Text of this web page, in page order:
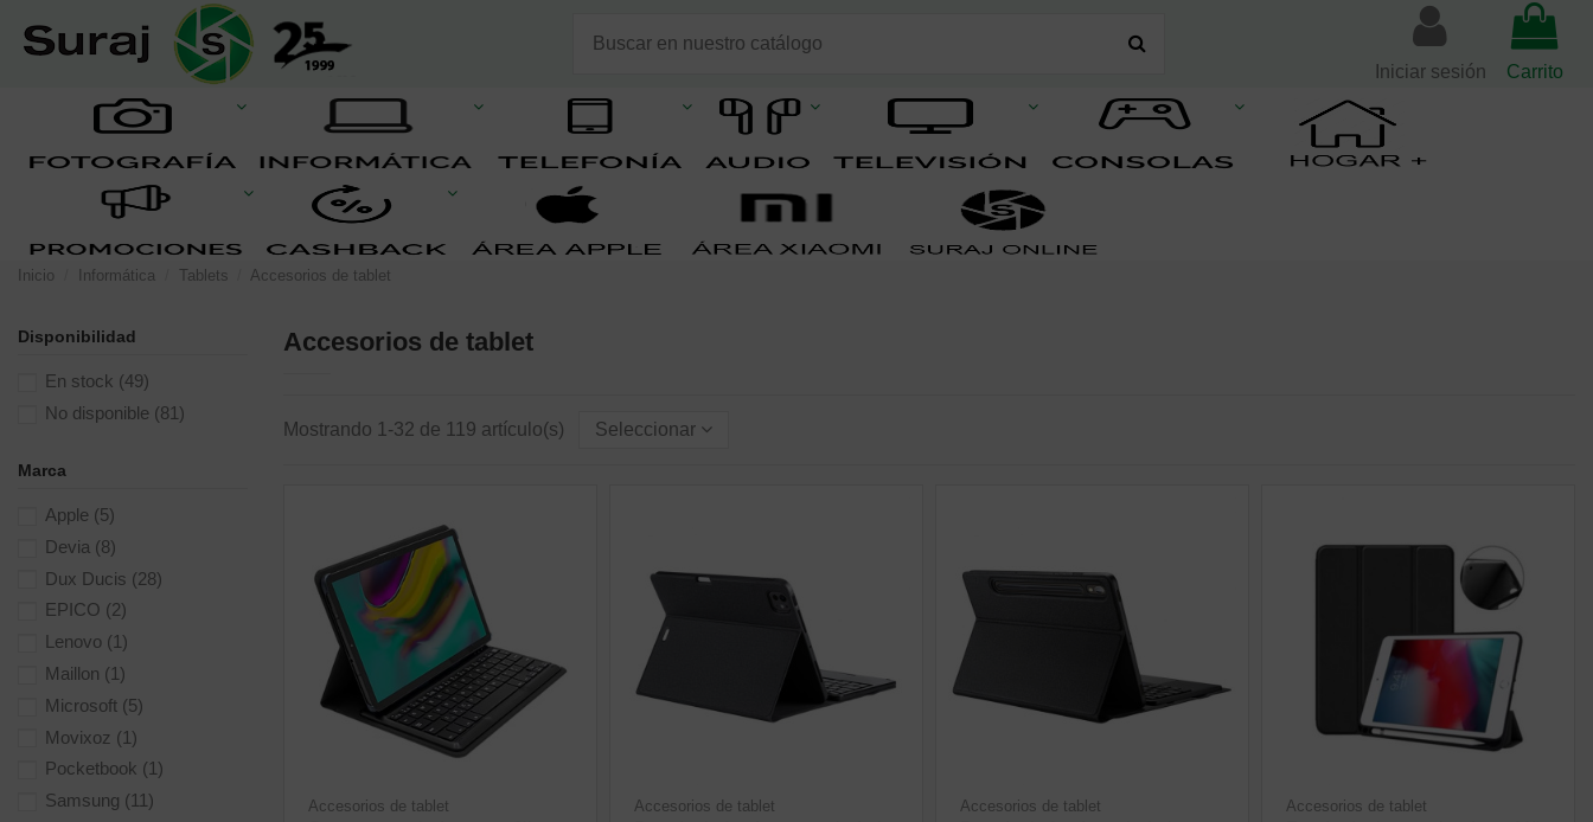
Iniciar sesión Carrito
Inicio Informática Tablets Accesorios de tablet
Accesorios de tablet
Mostrando 1-32 de 119 artículo(s) Seleccionar
Accesorios de tablet Accesorios de tablet Accesorios de tablet Accesorios de tablet
Disponibilidad
En stock (49)
No disponible (81)
Marca
Apple (5)
Devia (8)
Dux Ducis (28)
EPICO (2)
Lenovo (1)
Maillon (1)
Microsoft (5)
Movixoz (1)
Pocketbook (1)
Samsung (11)